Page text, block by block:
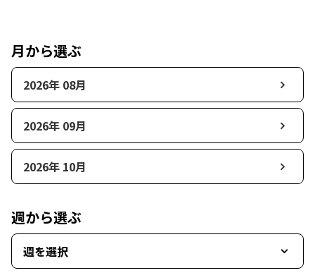
月から選ぶ
2026年 08月
2026年 09月
2026年 10月
週から選ぶ
週を選択